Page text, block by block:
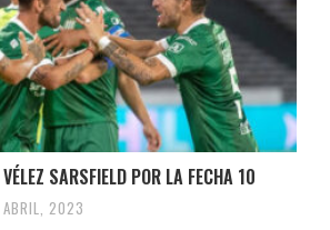
SARSFIELD POR LA FECHA 10
2023